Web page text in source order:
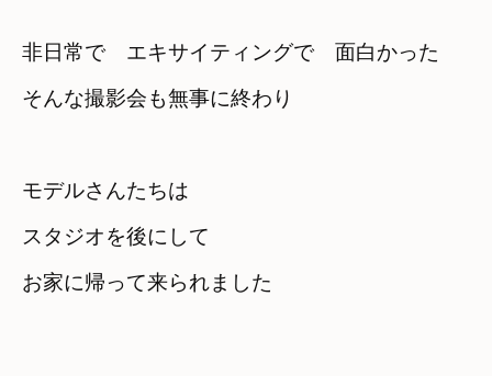
非日常で　エキサイティングで　面白かった
そんな撮影会も無事に終わり
スタジオを後にして
お家に帰って来られました